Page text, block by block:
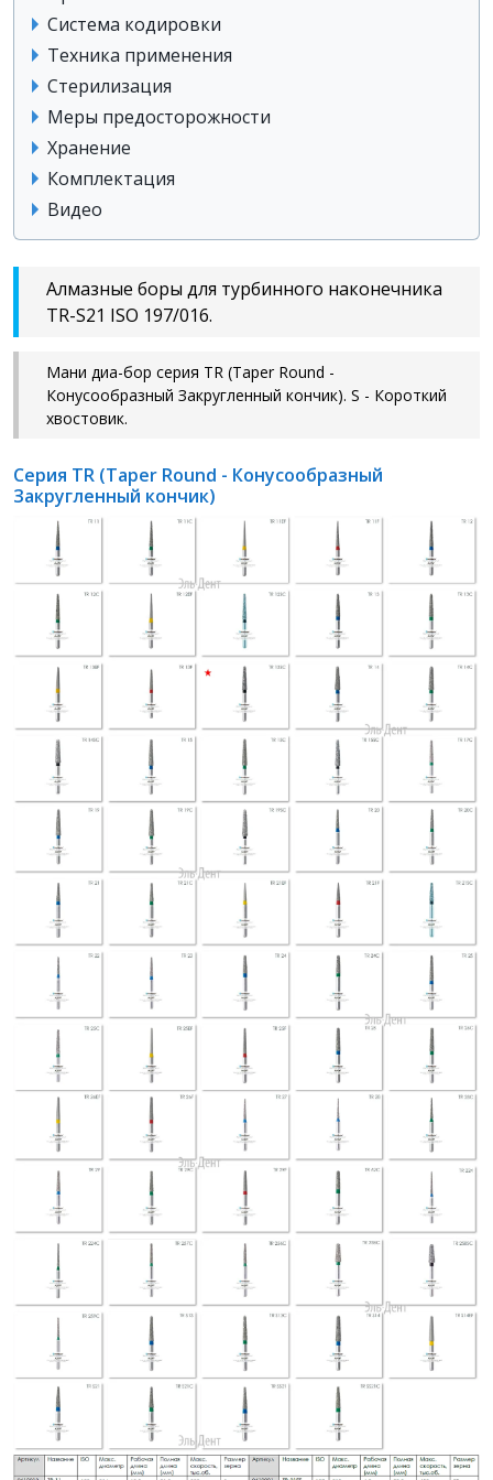
Система кодировки
Техника применения
Стерилизация
Меры предосторожности
Хранение
Комплектация
Видео
Алмазные боры для турбинного наконечника
TR-S21 ISO 197/016.
Мани диа-бор серия TR (Taper Round -
Конусообразный Закругленный кончик). S - Короткий
хвостовик.
Серия TR (Taper Round - Конусообразный
Закругленный кончик)